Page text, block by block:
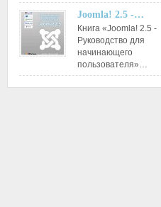
Joomla! 2.5 -…
Книга «Joomla! 2.5 -
Руководство для
начинающего
пользователя»…